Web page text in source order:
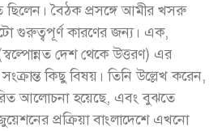
ছিলেন। বৈঠক প্রসঙ্গে আমীর খসরু
গুরুত্বপূর্ণ কারণের জন্য। এক,
দেশ থেকে উত্তরণ) এর
কিছু বিষয়। তিনি উল্লেখ করেন,
আলোচনা হয়েছে, এবং বুঝতে
প্রক্রিয়া বাংলাদেশে এখনো